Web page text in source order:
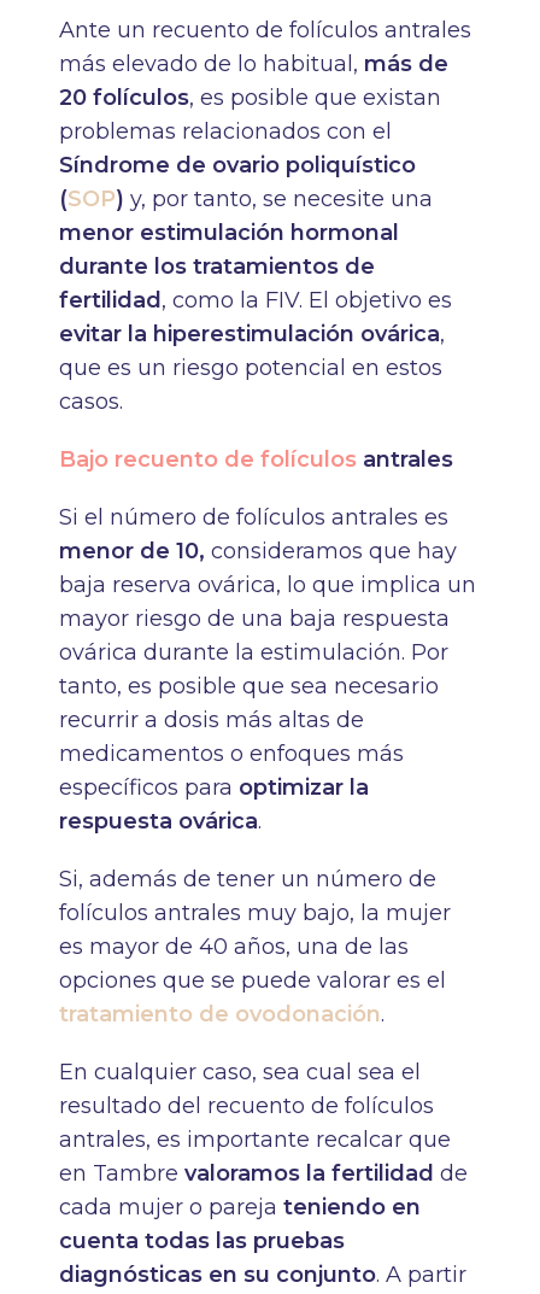
Ante un recuento de folículos antrales
más elevado de lo habitual, más de
20 folículos, es posible que existan
problemas relacionados con el
Síndrome de ovario poliquístico
(SOP) y, por tanto, se necesite una
menor estimulación hormonal
durante los tratamientos de
fertilidad , como la FIV. El objetivo es
evitar la hiperestimulación ovárica,
que es un riesgo potencial en estos
casos.
Bajo recuento de folículos antrales
Si el número de folículos antrales es
menor de 10, consideramos que hay
baja reserva ovárica, lo que implica un
mayor riesgo de una baja respuesta
ovárica durante la estimulación. Por
tanto, es posible que sea necesario
recurrir a dosis más altas de
medicamentos o enfoques más
específicos para optimizar la
respuesta ovárica.
Si, además de tener un número de
folículos antrales muy bajo, la mujer
es mayor de 40 años, una de las
opciones que se puede valorar es el
tratamiento de ovodonación.
En cualquier caso, sea cual sea el
resultado del recuento de folículos
antrales, es importante recalcar que
en Tambre valoramos la fertilidad de
cada mujer o pareja teniendo en
cuenta todas las pruebas
diagnósticas en su conjunto. A partir